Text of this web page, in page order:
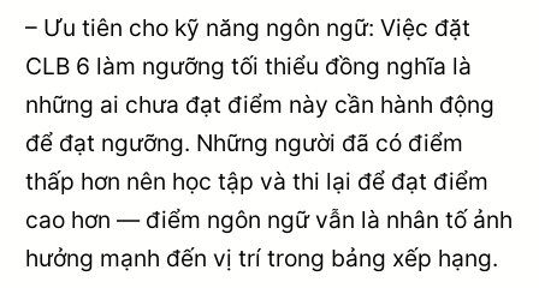
– Ưu tiên cho kỹ năng ngôn ngữ: Việc đặt
CLB 6 làm ngưỡng tối thiểu đồng nghĩa là
những ai chưa đạt điểm này cần hành động
để đạt ngưỡng. Những người đã có điểm
thấp hơn nên học tập và thi lại để đạt điểm
cao hơn — điểm ngôn ngữ vẫn là nhân tố ảnh
hưởng mạnh đến vị trí trong bảng xếp hạng.